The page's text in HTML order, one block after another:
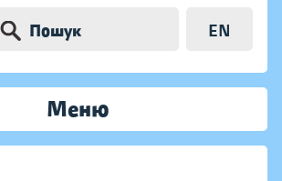
Пошук EN
Меню